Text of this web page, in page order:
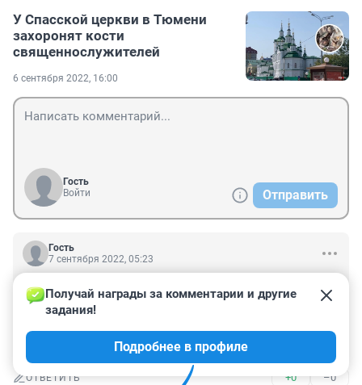
У Спасской церкви в Тюмени
захоронят кости
священнослужителей
6 сентября 2022, 16:00
Гость
Войти
Отправить
Гость
7 сентября 2022, 05:23
По факту - кости неустановленных лиц.
Репрессированные, священники.. А как напишут на
табличке? Мол, священники?! Блуд. Все в историю
ОТВЕТИТЬ +0 –0
Получай награды за комментарии и другие
задания!
Подробнее в профиле